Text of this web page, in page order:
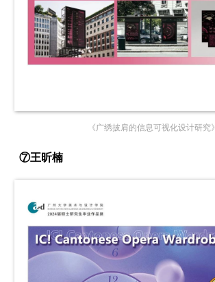
《广绣披肩的信息可视化设计研究》
⑦王昕楠